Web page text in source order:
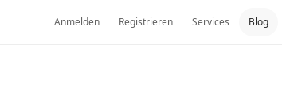
Anmelden Registrieren Services Blog